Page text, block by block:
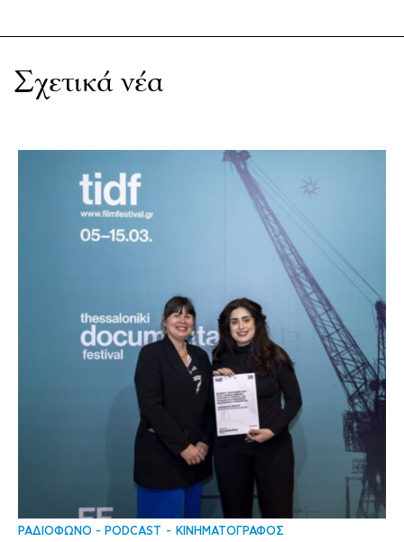
Σχετικά νέα
ΡΑΔΙΟΦΩΝΟ - PODCAST ΚΙΝΗΜΑΤΟΓΡΑΦΟΣ